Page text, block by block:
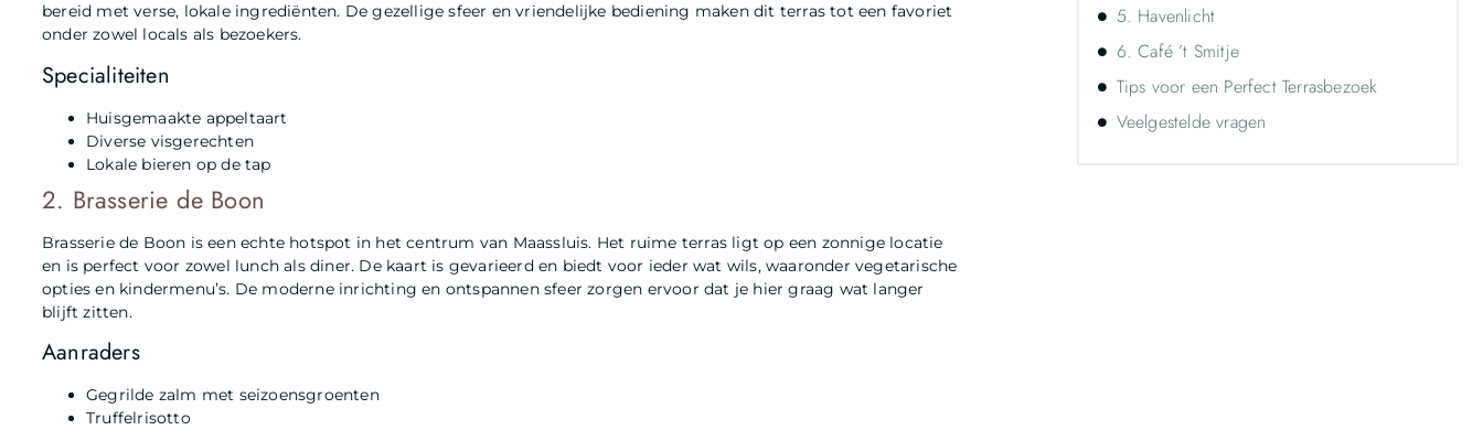
bereid met verse, lokale ingrediënten. De gezellige sfeer en vriendelijke bediening maken dit terras tot een favoriet
onder zowel locals als bezoekers.
Specialiteiten
Huisgemaakte appeltaart
Diverse visgerechten
Lokale bieren op de tap
2. Brasserie de Boon
Brasserie de Boon is een echte hotspot in het centrum van Maassluis. Het ruime terras ligt op een zonnige locatie
en is perfect voor zowel lunch als diner. De kaart is gevarieerd en biedt voor ieder wat wils, waaronder vegetarische
opties en kindermenu’s. De moderne inrichting en ontspannen sfeer zorgen ervoor dat je hier graag wat langer
blijft zitten.
Aanraders
Gegrilde zalm met seizoensgroenten
Truffelrisotto
5. Havenlicht
6. Café ’t Smitje
Tips voor een Perfect Terrasbezoek
Veelgestelde vragen